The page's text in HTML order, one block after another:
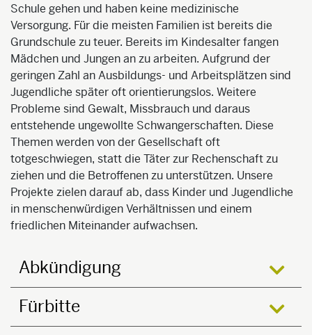
Schule gehen und haben keine medizinische
Versorgung. Für die meisten Familien ist bereits die
Grundschule zu teuer. Bereits im Kindesalter fangen
Mädchen und Jungen an zu arbeiten. Aufgrund der
geringen Zahl an Ausbildungs- und Arbeitsplätzen sind
Jugendliche später oft orientierungslos. Weitere
Probleme sind Gewalt, Missbrauch und daraus
entstehende ungewollte Schwangerschaften. Diese
Themen werden von der Gesellschaft oft
totgeschwiegen, statt die Täter zur Rechenschaft zu
ziehen und die Betroffenen zu unterstützen. Unsere
Projekte zielen darauf ab, dass Kinder und Jugendliche
in menschenwürdigen Verhältnissen und einem
friedlichen Miteinander aufwachsen.
Abkündigung
Fürbitte